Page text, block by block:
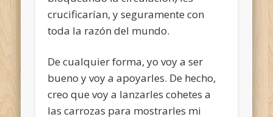
crucificarían, y seguramente con
toda la razón del mundo.
De cualquier forma, yo voy a ser
bueno y voy a apoyarles. De hecho,
creo que voy a lanzarles cohetes a
las carrozas para mostrarles mi